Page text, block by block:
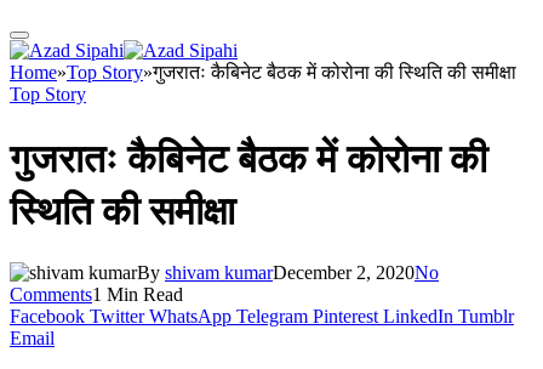
Home»Top Story»गुजरातः कैबिनेट बैठक में कोरोना की स्थिति की समीक्षा
Top Story
गुजरातः कैबिनेट बैठक में कोरोना की
स्थिति की समीक्षा
By shivam kumarDecember 2, 2020No
Comments1 Min Read
Facebook Twitter WhatsApp Telegram Pinterest LinkedIn Tumblr
Email